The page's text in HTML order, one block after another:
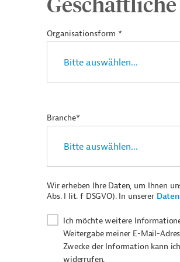
Organisationsform *
Branche*
Wir erheben Ihre Daten, um Ihnen
Abs. I lit. f DSGVO). In unserer
Ich möchte weitere
Weitergabe meiner E-Mail-
Zwecke der Information kann
widerrufen.